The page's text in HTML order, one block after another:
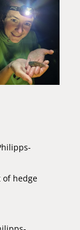
of hedge